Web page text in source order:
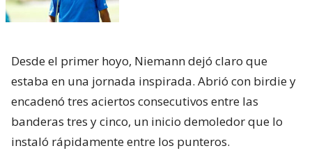
Desde el primer hoyo, Niemann dejó claro que
estaba en una jornada inspirada. Abrió con birdie y
encadenó tres aciertos consecutivos entre las
banderas tres y cinco, un inicio demoledor que lo
instaló rápidamente entre los punteros.